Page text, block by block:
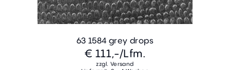
63 1584 grey drops
€ 111,-/Lfm.
zzgl. Versand